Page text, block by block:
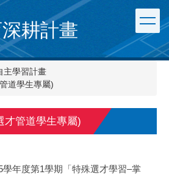
耕計畫
主學習計畫
道學生專屬)
才管道學生專屬)
學年度第1學期「特殊選才學習–掌